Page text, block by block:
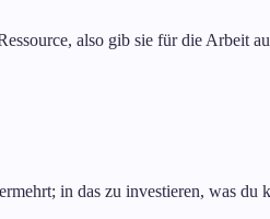
also gib sie für die Arbeit
in das zu investieren, was du